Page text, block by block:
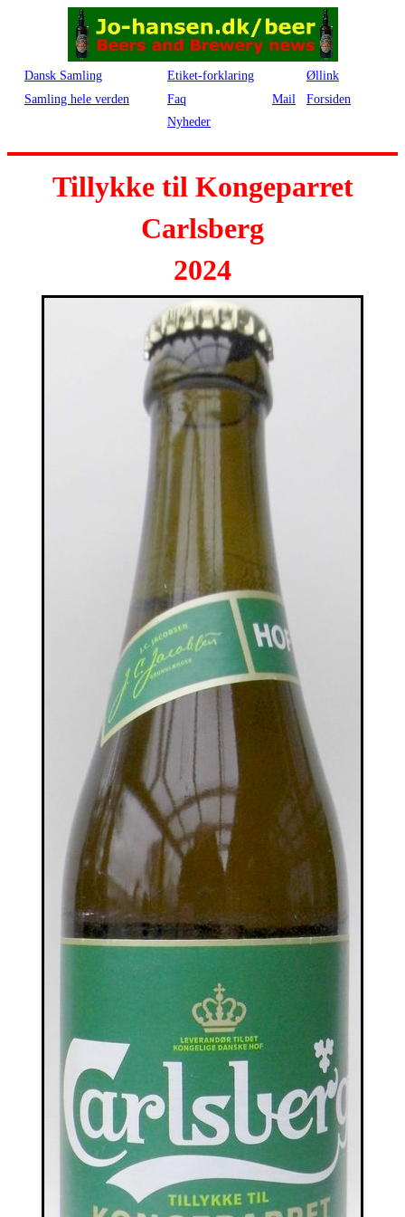
Dansk Samling Etiket-forklaring
Øllink
Samling hele verden
Faq Mail
Forsiden
Nyheder
Tillykke til Kongeparret
Carlsberg
2024